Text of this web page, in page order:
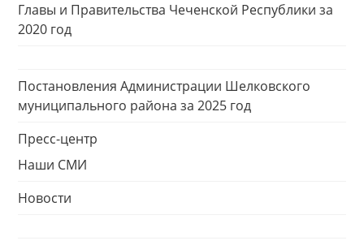
Главы и Правительства Чеченской Республики за
2020 год
Постановления Администрации Шелковского
муниципального района за 2025 год
Пресс-центр
Наши СМИ
Новости